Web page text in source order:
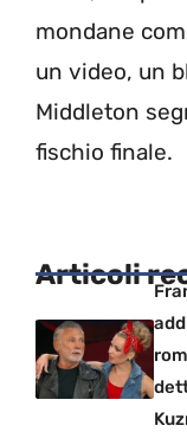
mondane
un video, un
Middleton
fischio finale.
Articoli